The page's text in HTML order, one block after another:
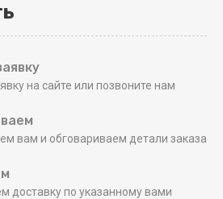
на сайте или позвоните нам
вам и обговариваем детали заказа
доставку по указанному вами